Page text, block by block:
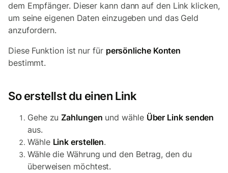
dem Empfänger. Dieser kann dann auf den Link klicken,
um seine eigenen Daten einzugeben und das Geld
anzufordern.
Diese Funktion ist nur für persönliche Konten
bestimmt.
So erstellst du einen Link
Gehe zu Zahlungen und wähle Über Link senden
aus.
Wähle Link erstellen.
Wähle die Währung und den Betrag, den du
überweisen möchtest.